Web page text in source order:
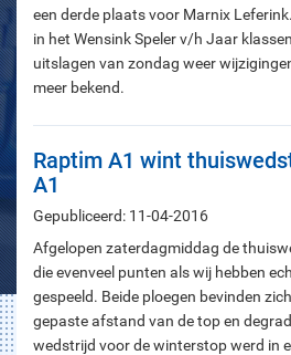
een derde plaats voor Marnix
in het Wensink Speler v/h Jaar
uitslagen van zondag weer
meer bekend.
Raptim A1 wint
A1
Gepubliceerd: 11-04-2016
Afgelopen zaterdagmiddag de
die evenveel punten als wij hebben
gespeeld. Beide ploegen bevinden
gepaste afstand van de top en
wedstrijd voor de winterstop werd in